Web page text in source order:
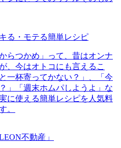
る・モテる簡単レシピ
らつかめ」って、昔はオンナ
、今はオトコにも言えるこ
一杯寄ってかない？」、「今
」「週末ホムパしようよ」な
に使える簡単レシピを人気料
。
不動産」